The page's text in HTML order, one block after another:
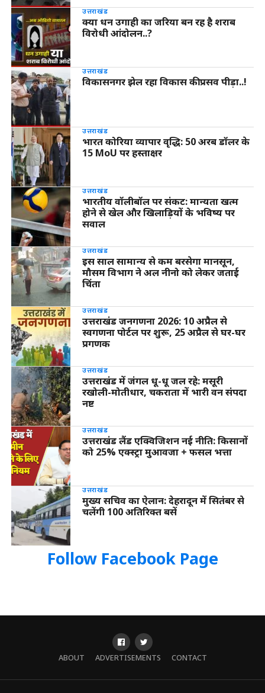
उत्तराखंड
क्या धन उगाही का जरिया बन रह है शराब
विरोधी आंदोलन..?
उत्तराखंड
विकासनगर झेल रहा विकास की प्रसव पीड़ा..!
उत्तराखंड
भारत कोरिया व्यापार वृद्धि: 50 अरब डॉलर के
15 MoU पर हस्ताक्षर
उत्तराखंड
भारतीय वॉलीबॉल पर संकट: मान्यता खत्म
होने से खेल और खिलाड़ियों के भविष्य पर
सवाल
उत्तराखंड
इस साल सामान्य से कम बरसेगा मानसून,
मौसम विभाग ने अल नीनो को लेकर जताई
चिंता
उत्तराखंड
उत्तराखंड जनगणना 2026: 10 अप्रैल से
स्वगणना पोर्टल पर शुरू, 25 अप्रैल से घर-घर
प्रगणक
उत्तराखंड
उत्तराखंड में जंगल धू-धू जल रहे: मसूरी
रखोली-मोतीधार, चकराता में भारी वन संपदा
नष्ट
उत्तराखंड
उत्तराखंड लैंड एक्विजिशन नई नीति: किसानों
को 25% एक्स्ट्रा मुआवजा + फसल भत्ता
उत्तराखंड
मुख्य सचिव का ऐलान: देहरादून में सितंबर से
चलेंगी 100 अतिरिक्त बसें
Follow Facebook Page
ABOUT ADVERTISEMENTS CONTACT